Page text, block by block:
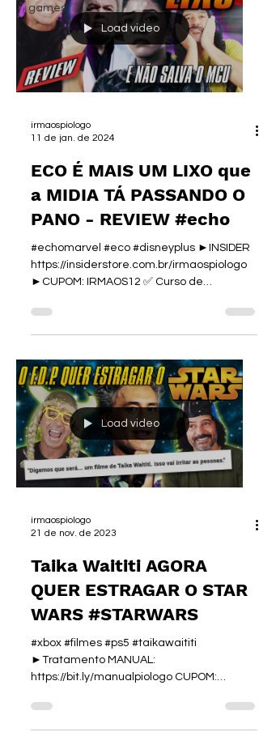
games
Load video
irmaospiologo
11 de jan. de 2024
ECO É MAIS UM LIXO que
a MIDIA TÁ PASSANDO O
PANO - REVIEW #echo
#echomarvel #eco #disneyplus ►INSIDER
https://insiderstore.com.br/irmaospiologo
►CUPOM: IRMAOS12 ✅ Curso de
Load video
irmaospiologo
21 de nov. de 2023
Taika Waititi AGORA
QUER ESTRAGAR O STAR
WARS #STARWARS
#xbox #filmes #ps5 #taikawaititi
►Tratamento MANUAL:
https://bit.ly/manualpiologo CUPOM: